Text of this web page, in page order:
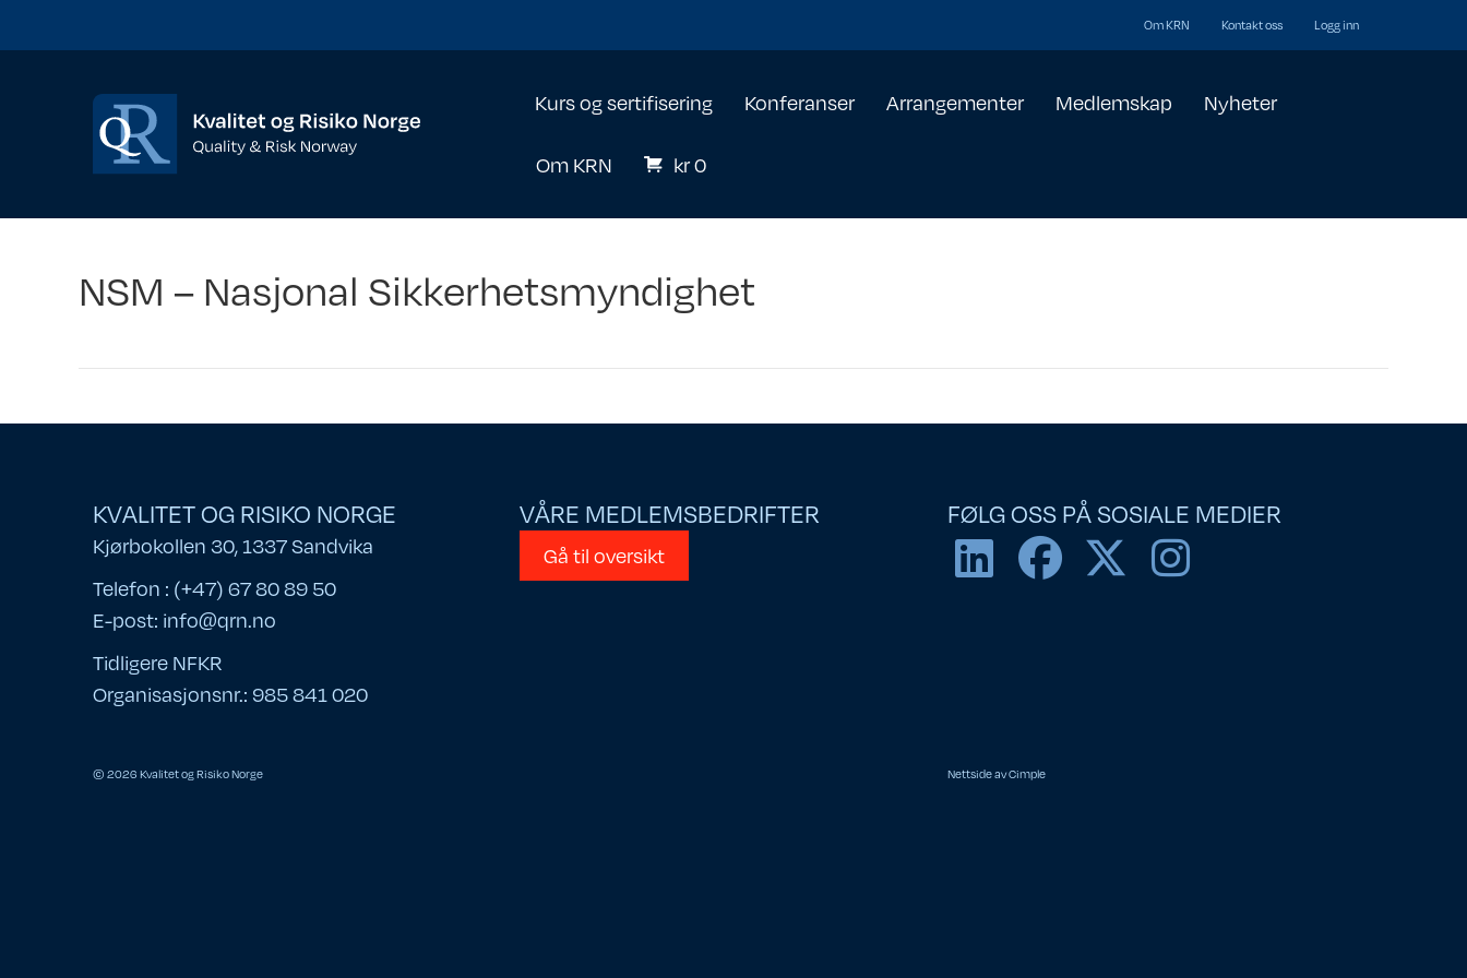
Om KRN Kontakt oss Logg inn
Kurs og sertifisering Konferanser Arrangementer Medlemskap Nyheter
Om KRN kr0
NSM – Nasjonal Sikkerhetsmyndighet
KVALITET OG RISIKO NORGE
Kjørbokollen 30, 1337 Sandvika
Telefon : (+47) 67 80 89 50
E-post: info@qrn.no
Tidligere NFKR
Organisasjonsnr.: 985 841 020
VÅRE MEDLEMSBEDRIFTER
Gå til oversikt
FØLG OSS PÅ SOSIALE MEDIER
© 2026 Kvalitet og Risiko Norge Nettside avCimple